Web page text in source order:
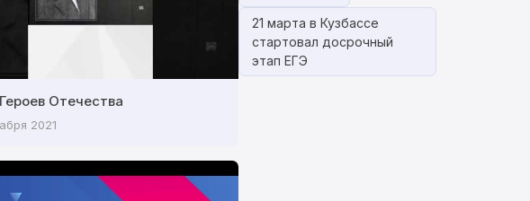
Отечества
2021
21 марта в Кузбассе
стартовал досрочный
этап ЕГЭ